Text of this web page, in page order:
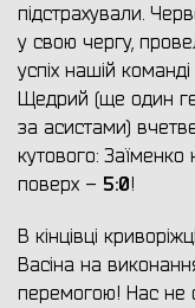
підстрахували.
у свою чергу,
успіх нашій
Щедрий (ще один
за асистами)
кутового: Заїменко
поверх – 5:0!
В кінцівці
Васіна на
перемогою! Нас не